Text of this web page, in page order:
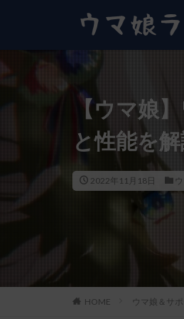
【ウマ娘
と性能を
2022年11月18日
HOME ウマ娘＆サポ